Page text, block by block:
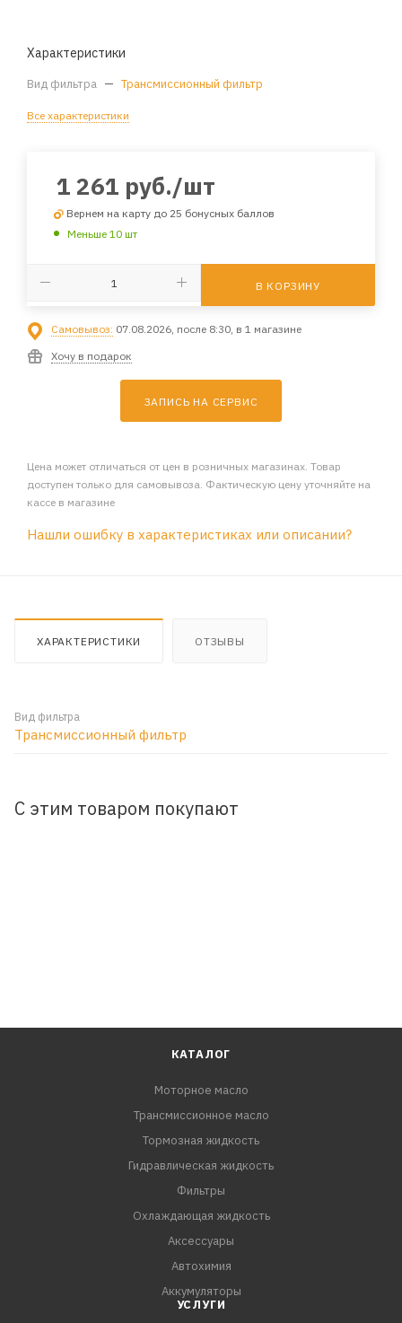
Характеристики
Вид фильтра — Трансмиссионный фильтр
Все характеристики
1 261 руб./шт
Вернем на карту до 25 бонусных баллов
Меньше 10 шт
В КОРЗИНУ
Самовывоз: 07.08.2026, после 8:30, в 1 магазине
Хочу в подарок
ЗАПИСЬ НА СЕРВИС
Цена может отличаться от цен в розничных магазинах. Товар
доступен только для самовывоза. Фактическую цену уточняйте на
кассе в магазине
Нашли ошибку в характеристиках или описании?
ХАРАКТЕРИСТИКИ ОТЗЫВЫ
Вид фильтра
Трансмиссионный фильтр
С этим товаром покупают
КАТАЛОГ
Моторное масло
Трансмиссионное масло
Тормозная жидкость
Гидравлическая жидкость
Фильтры
Охлаждающая жидкость
Аксессуары
Автохимия
Аккумуляторы
УСЛУГИ